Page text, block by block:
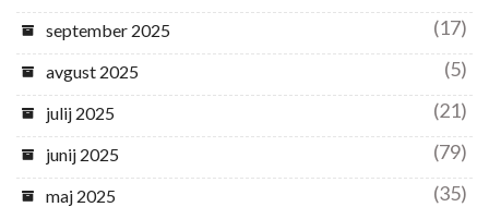
september 2025 (17)
avgust 2025 (5)
julij 2025 (21)
junij 2025 (79)
maj 2025 (35)